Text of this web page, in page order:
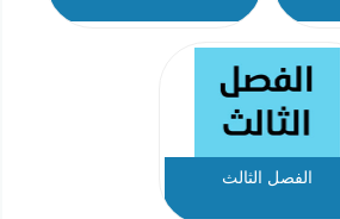
الفصل الثالث